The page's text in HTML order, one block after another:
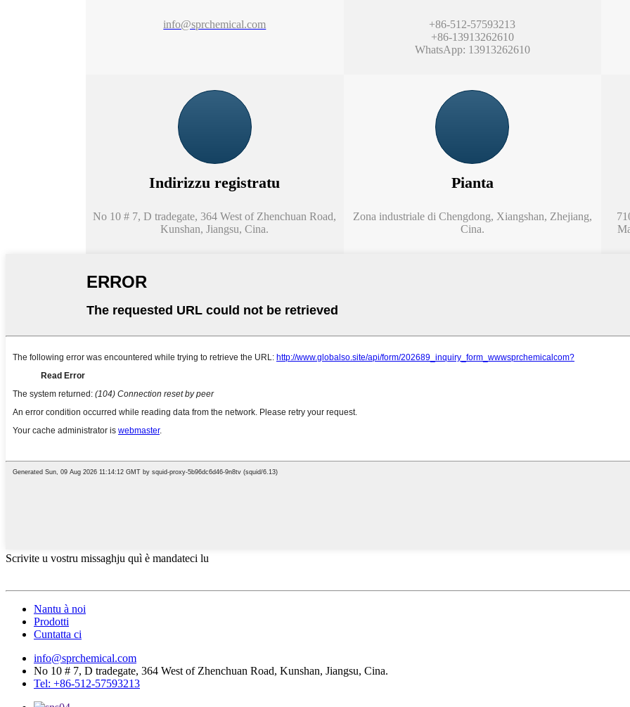
info@sprchemical.com
+86-512-57593213
+86-13913262610
WhatsApp: 13913262610
Indirizzu registratu
No 10 # 7, D tradegate, 364 West of Zhenchuan Road,
Kunshan, Jiangsu, Cina.
Pianta
Zona industriale di Chengdong, Xiangshan, Zhejiang,
Cina.
Scrivite u vostru missaghju quì è mandateci lu
Nantu à noi
Prodotti
Cuntatta ci
info@sprchemical.com
No 10 # 7, D tradegate, 364 West of Zhenchuan Road, Kunshan, Jiangsu, Cina.
Tel: +86-512-57593213